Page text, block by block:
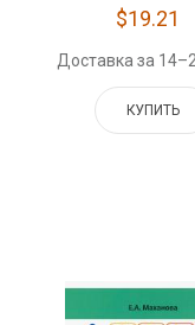
$19.21
Доставка за
КУПИТЬ